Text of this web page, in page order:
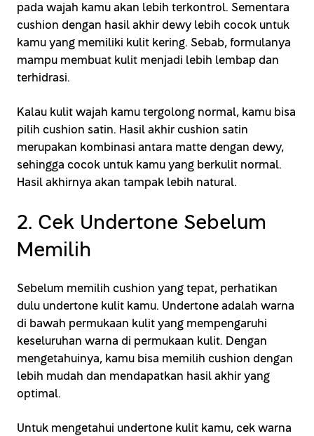
pada wajah kamu akan lebih terkontrol. Sementara
cushion dengan hasil akhir dewy lebih cocok untuk
kamu yang memiliki kulit kering. Sebab, formulanya
mampu membuat kulit menjadi lebih lembap dan
terhidrasi.
Kalau kulit wajah kamu tergolong normal, kamu bisa
pilih cushion satin. Hasil akhir cushion satin
merupakan kombinasi antara matte dengan dewy,
sehingga cocok untuk kamu yang berkulit normal.
Hasil akhirnya akan tampak lebih natural.
2. Cek Undertone Sebelum
Memilih
Sebelum memilih cushion yang tepat, perhatikan
dulu undertone kulit kamu. Undertone adalah warna
di bawah permukaan kulit yang mempengaruhi
keseluruhan warna di permukaan kulit. Dengan
mengetahuinya, kamu bisa memilih cushion dengan
lebih mudah dan mendapatkan hasil akhir yang
optimal.
Untuk mengetahui undertone kulit kamu, cek warna